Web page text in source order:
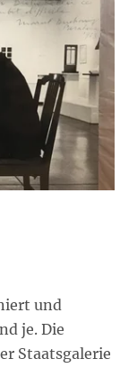
und
je. Die
Staatsgalerie